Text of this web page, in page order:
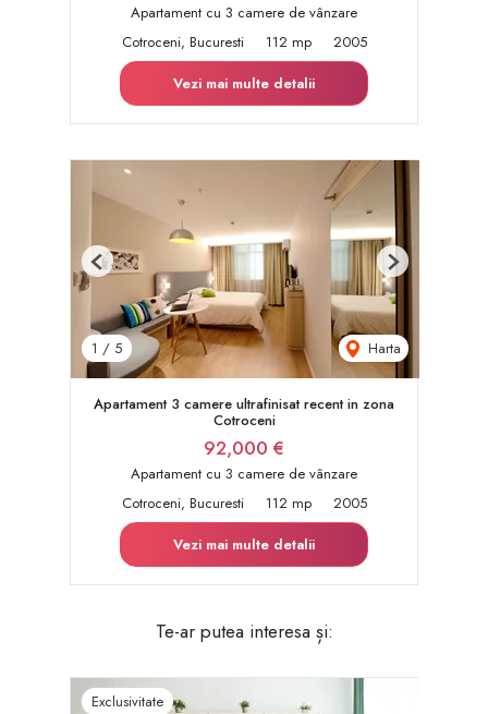
Apartament cu 3 camere de vânzare
Cotroceni, Bucuresti
112 mp
2005
Vezi mai multe detalii
1 / 5 Harta
Previous Next
Apartament 3 camere ultrafinisat recent in zona
Cotroceni
92,000 €
Apartament cu 3 camere de vânzare
Cotroceni, Bucuresti
112 mp
2005
Vezi mai multe detalii
Te-ar putea interesa și:
Exclusivitate